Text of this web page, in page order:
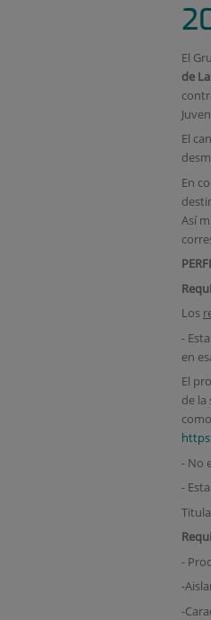
El
de
El
En
Así
Los
-
en
El
de la
- No
-
-
-
-